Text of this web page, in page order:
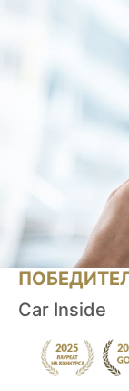
Car Inside